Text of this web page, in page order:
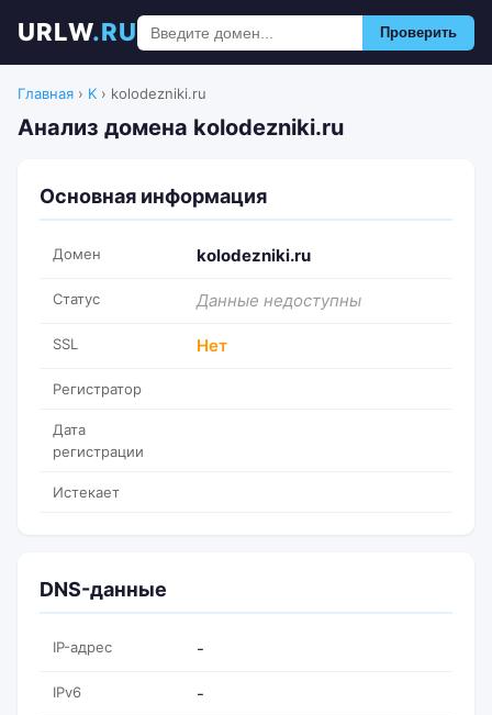
URLW.RU Проверить
Главная › K › kolodezniki.ru
Анализ домена kolodezniki.ru
Основная информация
Домен kolodezniki.ru
Статус Данные недоступны
SSL Нет
Регистратор
Дата
регистрации
Истекает
DNS-данные
IP-адрес -
IPv6 -